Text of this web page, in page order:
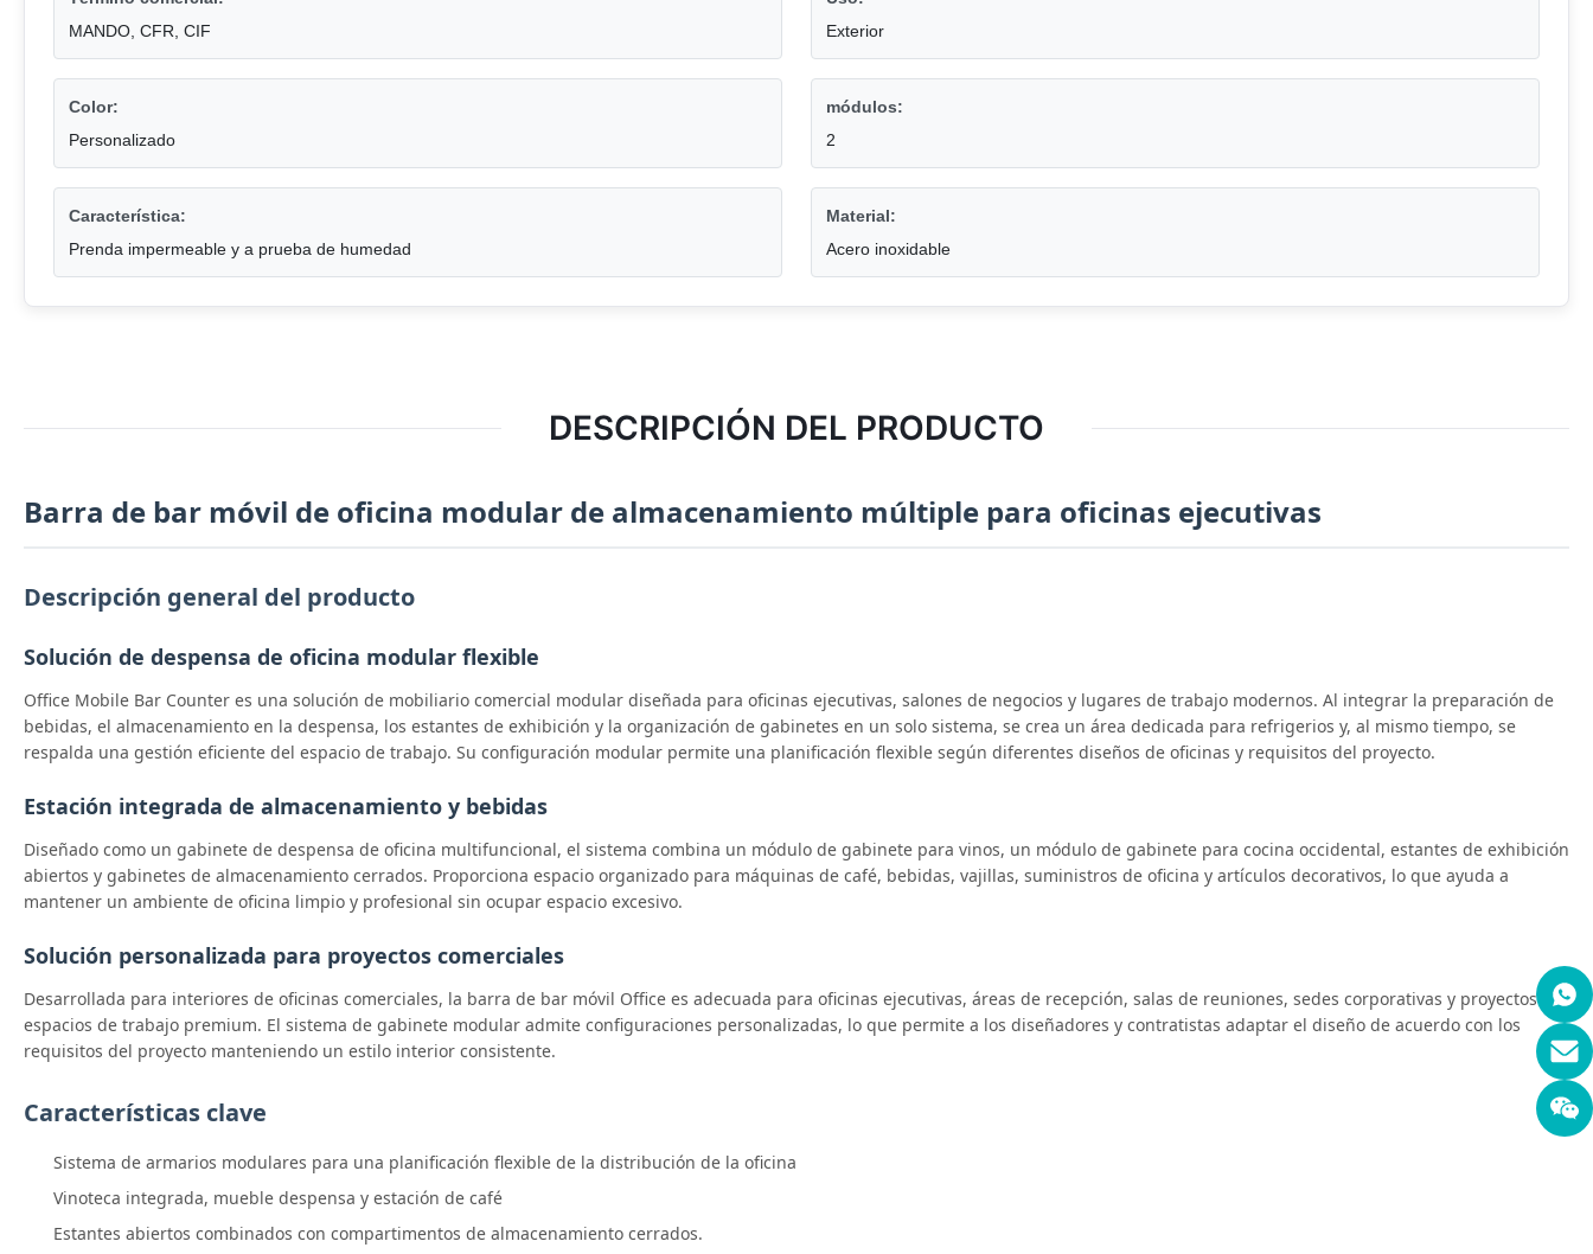
MANDO, CFR, CIF
Exterior
Color:
Personalizado
módulos:
2
Característica:
Prenda impermeable y a prueba de humedad
Material:
Acero inoxidable
DESCRIPCIÓN DEL PRODUCTO
Barra de bar móvil de oficina modular de almacenamiento múltiple para oficinas ejecutivas
Descripción general del producto
Solución de despensa de oficina modular flexible
Office Mobile Bar Counter es una solución de mobiliario comercial modular diseñada para oficinas ejecutivas, salones de negocios y lugares de trabajo modernos. Al integrar la preparación de
bebidas, el almacenamiento en la despensa, los estantes de exhibición y la organización de gabinetes en un solo sistema, se crea un área dedicada para refrigerios y, al mismo tiempo, se
respalda una gestión eficiente del espacio de trabajo. Su configuración modular permite una planificación flexible según diferentes diseños de oficinas y requisitos del proyecto.
Estación integrada de almacenamiento y bebidas
Diseñado como un gabinete de despensa de oficina multifuncional, el sistema combina un módulo de gabinete para vinos, un módulo de gabinete para cocina occidental, estantes de exhibición
abiertos y gabinetes de almacenamiento cerrados. Proporciona espacio organizado para máquinas de café, bebidas, vajillas, suministros de oficina y artículos decorativos, lo que ayuda a
mantener un ambiente de oficina limpio y profesional sin ocupar espacio excesivo.
Solución personalizada para proyectos comerciales
Desarrollada para interiores de oficinas comerciales, la barra de bar móvil Office es adecuada para oficinas ejecutivas, áreas de recepción, salas de reuniones, sedes corporativas y proyectos de
espacios de trabajo premium. El sistema de gabinete modular admite configuraciones personalizadas, lo que permite a los diseñadores y contratistas adaptar el diseño de acuerdo con los
requisitos del proyecto manteniendo un estilo interior consistente.
Características clave
Sistema de armarios modulares para una planificación flexible de la distribución de la oficina
Vinoteca integrada, mueble despensa y estación de café
Estantes abiertos combinados con compartimentos de almacenamiento cerrados.